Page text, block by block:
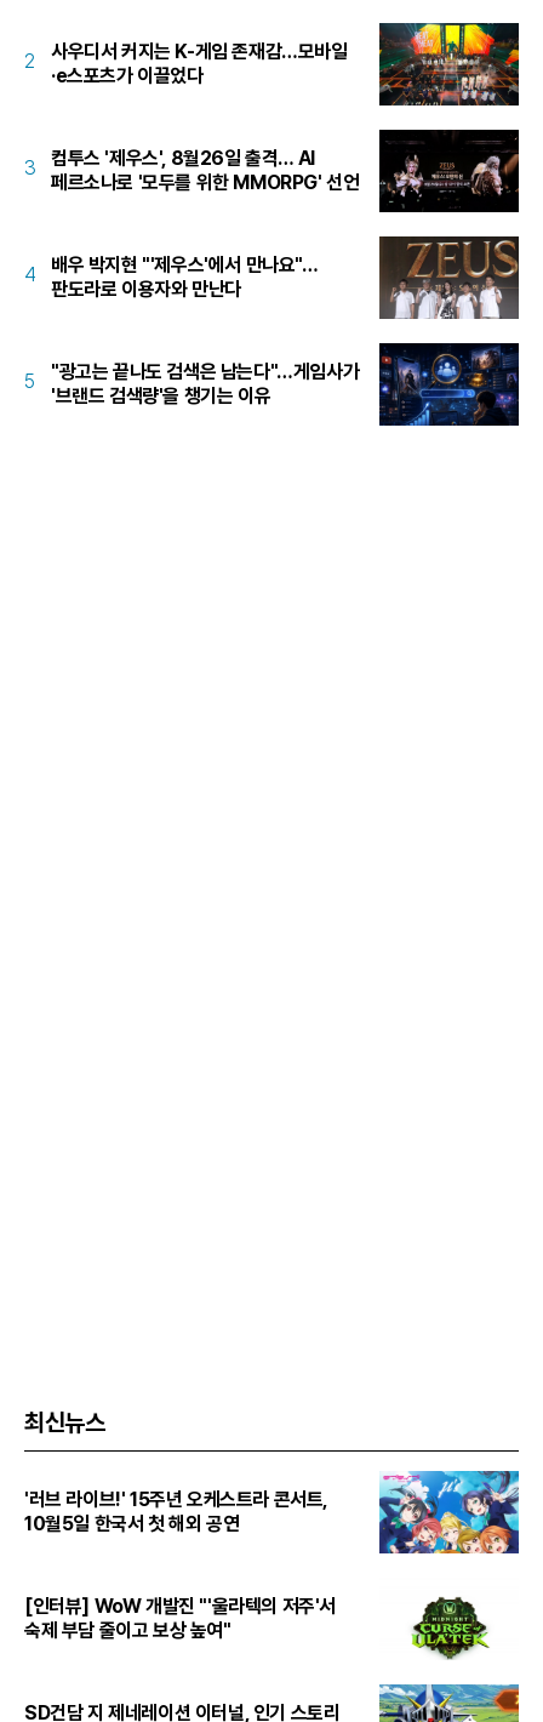
2
사우디서 커지는 K-게임 존재감…모바일
·e스포츠가 이끌었다
3
컴투스 '제우스', 8월26일 출격… AI
페르소나로 '모두를 위한 MMORPG' 선언
4
배우 박지현 "'제우스'에서 만나요"…
판도라로 이용자와 만난다
5
"광고는 끝나도 검색은 남는다"…게임사가
'브랜드 검색량'을 챙기는 이유
최신뉴스
'러브 라이브!' 15주년 오케스트라 콘서트,
10월5일 한국서 첫 해외 공연
[인터뷰] WoW 개발진 "'울라텍의 저주'서
숙제 부담 줄이고 보상 높여"
SD건담 지 제네레이션 이터널, 인기 스토리